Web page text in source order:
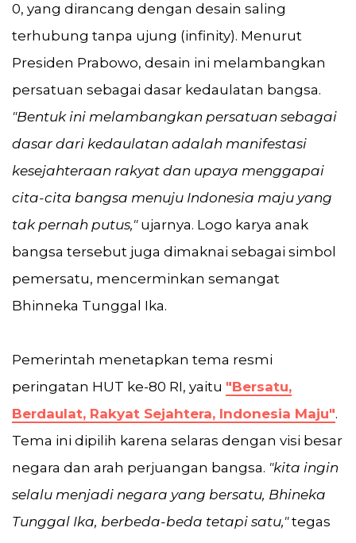
0, yang dirancang dengan desain saling
terhubung tanpa ujung (infinity). Menurut
Presiden Prabowo, desain ini melambangkan
persatuan sebagai dasar kedaulatan bangsa.
"Bentuk ini melambangkan persatuan sebagai
dasar dari kedaulatan adalah manifestasi
kesejahteraan rakyat dan upaya menggapai
cita-cita bangsa menuju Indonesia maju yang
tak pernah putus,"ujarnya. Logo karya anak
bangsa tersebut juga dimaknai sebagai simbol
pemersatu, mencerminkan semangat
Bhinneka Tunggal Ika.
Pemerintah menetapkan tema resmi
peringatan HUT ke-80 RI, yaitu "Bersatu,
Berdaulat, Rakyat Sejahtera, Indonesia Maju".
Tema ini dipilih karena selaras dengan visi besar
negara dan arah perjuangan bangsa. "kita ingin
selalu menjadi negara yang bersatu, Bhineka
Tunggal Ika, berbeda-beda tetapi satu,"tegas